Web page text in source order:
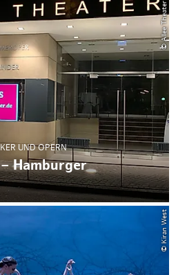
© Allee Theater
UND OPERN
Hamburger
© Kiran West